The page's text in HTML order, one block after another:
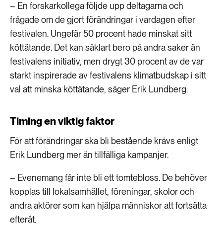
– En forskarkollega följde upp deltagarna och
frågade om de gjort förändringar i vardagen efter
festivalen. Ungefär 50 procent hade minskat sitt
köttätande. Det kan såklart bero på andra saker än
festivalens initiativ, men drygt 30 procent av de var
starkt inspirerade av festivalens klimatbudskap i sitt
val att minska köttätande, säger Erik Lundberg.
Timing en viktig faktor
För att förändringar ska bli bestående krävs enligt
Erik Lundberg mer än tillfälliga kampanjer.
– Evenemang får inte bli ett tomtebloss. De behöver
kopplas till lokalsamhället, föreningar, skolor och
andra aktörer som kan hjälpa människor att fortsätta
efteråt.